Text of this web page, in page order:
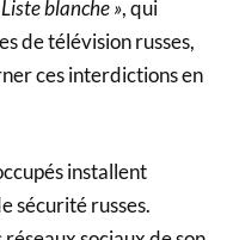
Liste blanche », qui
de télévision russes,
ces interdictions en
installent
sécurité russes.